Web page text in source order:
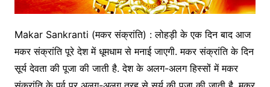
Makar Sankranti (मकर संक्रांति) : लोहड़ी के एक दिन बाद आज
मकर संक्रांति पूरे देश में धूमधाम से मनाई जाएगी. मकर संक्रांति के दिन
सूर्य देवता की पूजा की जाती है. देश के अलग-अलग हिस्सों में मकर